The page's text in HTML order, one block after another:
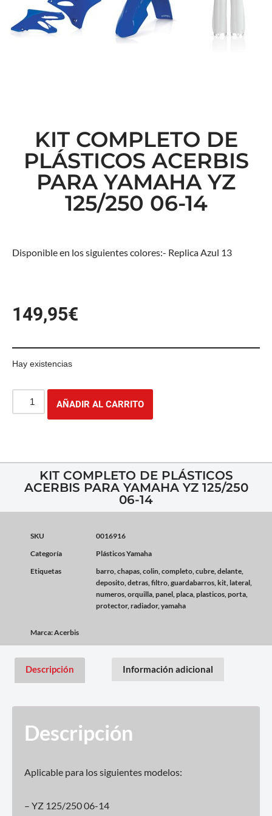
KIT COMPLETO DE
PLÁSTICOS ACERBIS
PARA YAMAHA YZ
125/250 06-14
Disponible en los siguientes colores:- Replica Azul 13
149,95€
Hay existencias
AÑADIR AL CARRITO
KIT COMPLETO DE PLÁSTICOS
ACERBIS PARA YAMAHA YZ 125/250
06-14
SKU
0016916
Categoría
Plásticos Yamaha
Etiquetas
barro,chapas,colin,completo,cubre,delante,
deposito,detras,filtro,guardabarros,kit, lateral,
numeros,orquilla,panel,placa,plasticos,porta,
protector,radiador,yamaha
Marca:Acerbis
Descripción Información adicional
Descripción
Aplicable para los siguientes modelos:
– YZ 125/250 06-14